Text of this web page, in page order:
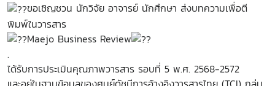
ขอเชิญชวน นักวิจัย อาจารย์ นักศึกษา ส่งบทความเพื่อตี
พิมพ์ในวารสาร
Maejo Business Review
.
ได้รับการประเมินคุณภาพวารสาร รอบที่ 5 พ.ศ. 2568-2572